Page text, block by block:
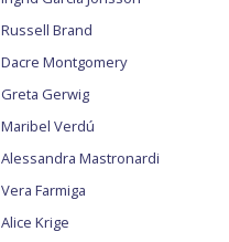
Russell Brand
Dacre Montgomery
Greta Gerwig
Maribel Verdú
Alessandra Mastronardi
Vera Farmiga
Alice Krige